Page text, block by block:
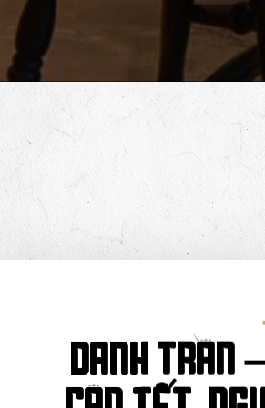
Danh Trần